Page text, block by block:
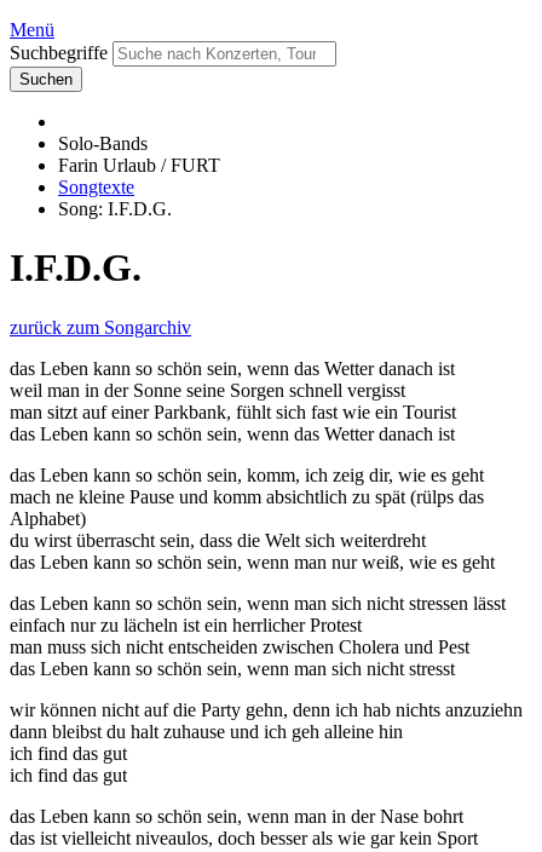
Menü
Suchbegriffe
Suchen
Solo-Bands
Farin Urlaub / FURT
Songtexte
Song: I.F.D.G.
I.F.D.G.
zurück zum Songarchiv
das Leben kann so schön sein, wenn das Wetter danach ist
weil man in der Sonne seine Sorgen schnell vergisst
man sitzt auf einer Parkbank, fühlt sich fast wie ein Tourist
das Leben kann so schön sein, wenn das Wetter danach ist
das Leben kann so schön sein, komm, ich zeig dir, wie es geht
mach ne kleine Pause und komm absichtlich zu spät (rülps das
Alphabet)
du wirst überrascht sein, dass die Welt sich weiterdreht
das Leben kann so schön sein, wenn man nur weiß, wie es geht
das Leben kann so schön sein, wenn man sich nicht stressen lässt
einfach nur zu lächeln ist ein herrlicher Protest
man muss sich nicht entscheiden zwischen Cholera und Pest
das Leben kann so schön sein, wenn man sich nicht stresst
wir können nicht auf die Party gehn, denn ich hab nichts anzuziehn
dann bleibst du halt zuhause und ich geh alleine hin
ich find das gut
ich find das gut
das Leben kann so schön sein, wenn man in der Nase bohrt
das ist vielleicht niveaulos, doch besser als wie gar kein Sport